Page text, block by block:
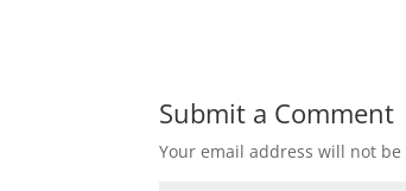
Submit a Comment
Your email address will not